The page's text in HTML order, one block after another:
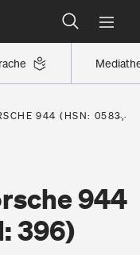
944 (HSN: 0583,
944
396)